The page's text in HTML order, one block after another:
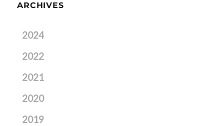
ARCHIVES
2024
2022
2021
2020
2019